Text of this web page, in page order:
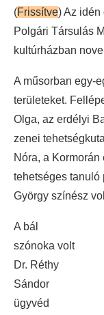
(Frissítve) Az idén
Polgári Társulás
kultúrházban
A műsorban egy-
területeket.
Olga, az erdélyi
zenei
Nóra, a
tehetséges tanuló
György színész
A bál
szónoka volt
Dr. Réthy
Sándor
ügyvéd